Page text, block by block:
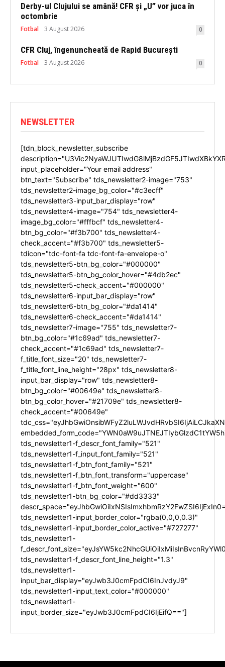
Derby-ul Clujului se amână! CFR și „U” vor juca în
octombrie
Fotbal 3 August 2026 0
CFR Cluj, îngenuncheată de Rapid București
Fotbal 3 August 2026 0
NEWSLETTER
[tdn_block_newsletter_subscribe
input_placeholder="Your email address"
btn_text="Subscribe" tds_newsletter2-image="753"
tds_newsletter2-image_bg_color="#c3ecff"
tds_newsletter3-input_bar_display="row"
tds_newsletter4-image="754" tds_newsletter4-
image_bg_color="#fffbcf" tds_newsletter4-
btn_bg_color="#f3b700" tds_newsletter4-
check_accent="#f3b700" tds_newsletter5-
tdicon="tdc-font-fa tdc-font-fa-envelope-o"
tds_newsletter5-btn_bg_color="#000000"
tds_newsletter5-btn_bg_color_hover="#4db2ec"
tds_newsletter5-check_accent="#000000"
tds_newsletter6-input_bar_display="row"
tds_newsletter6-btn_bg_color="#da1414"
tds_newsletter6-check_accent="#da1414"
tds_newsletter7-image="755" tds_newsletter7-
btn_bg_color="#1c69ad" tds_newsletter7-
check_accent="#1c69ad" tds_newsletter7-
f_title_font_size="20" tds_newsletter7-
f_title_font_line_height="28px" tds_newsletter8-
input_bar_display="row" tds_newsletter8-
btn_bg_color="#00649e" tds_newsletter8-
btn_bg_color_hover="#21709e" tds_newsletter8-
check_accent="#00649e"
tds_newsletter1-f_descr_font_family="521"
tds_newsletter1-f_input_font_family="521"
tds_newsletter1-f_btn_font_family="521"
tds_newsletter1-f_btn_font_transform="uppercase"
tds_newsletter1-f_btn_font_weight="600"
tds_newsletter1-btn_bg_color="#dd3333"
tds_newsletter1-input_border_color="rgba(0,0,0,0.3)"
tds_newsletter1-input_border_color_active="#727277"
tds_newsletter1-
tds_newsletter1-f_descr_font_line_height="1.3"
tds_newsletter1-
input_bar_display="eyJwb3J0cmFpdCI6InJvdyJ9"
tds_newsletter1-input_text_color="#000000"
tds_newsletter1-
input_border_size="eyJwb3J0cmFpdCI6IjEifQ=="]